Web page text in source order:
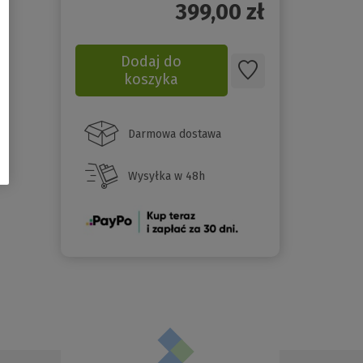
399,00 zł
Dodaj do
koszyka
Darmowa dostawa
Wysyłka w 48h
(Nowe